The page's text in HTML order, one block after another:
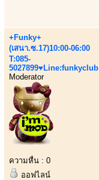
+Funky+
(เสนา.ซ.17)10:00-06:00
T:085-
5027899♥Line:funkyclub
Moderator
ความหื่น : 0
ออฟไลน์